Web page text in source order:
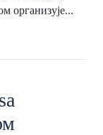
организује...